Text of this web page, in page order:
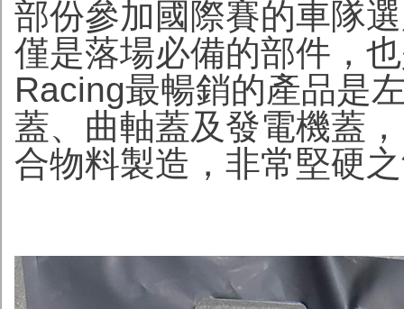
部份參加國際賽的車隊
僅是落場必備的部件，
Racing最暢銷的產品是
蓋、曲軸蓋及發電機蓋
合物料製造，非常堅硬